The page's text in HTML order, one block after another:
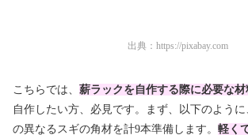
出典： https://pixabay.com
こちらでは、 薪ラックを自作する際に必要な
自作したい方、必見です。まず、以下のように
の異なるスギの角材を計9本準備します。 軽く